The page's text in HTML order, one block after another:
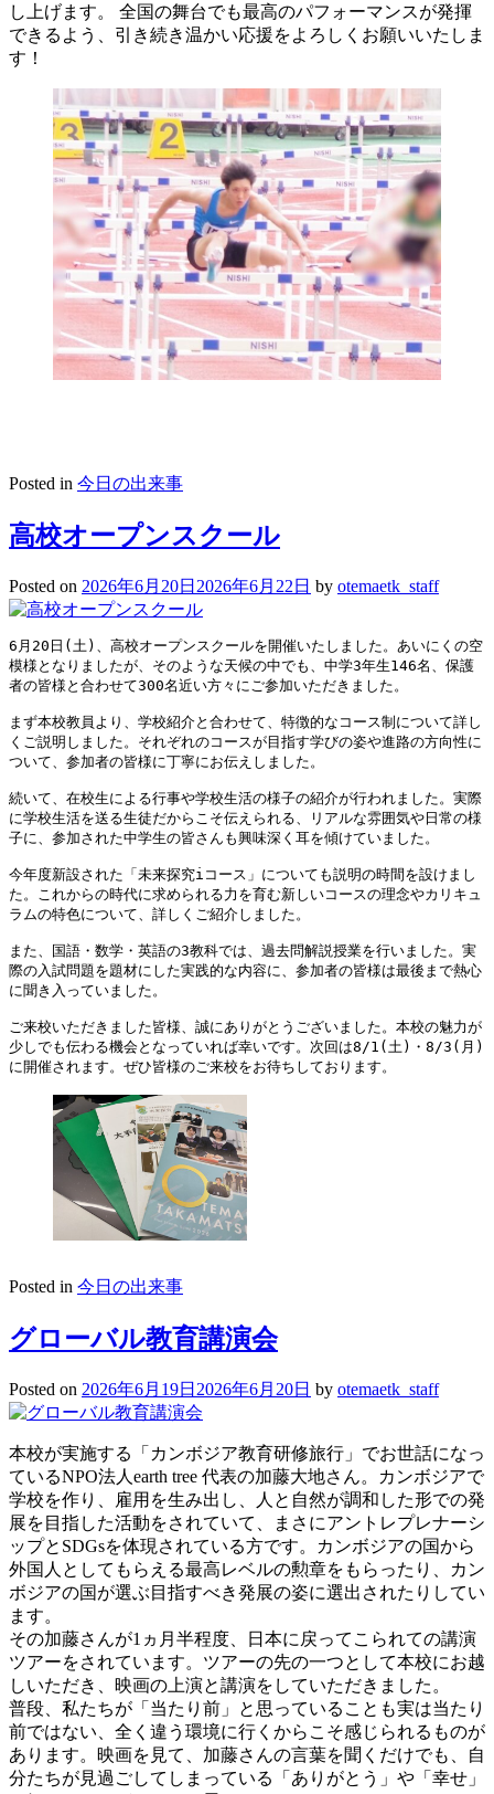
し上げます。 全国の舞台でも最高のパフォーマンスが発揮
できるよう、引き続き温かい応援をよろしくお願いいたしま
す！
Posted in 今日の出来事
高校オープンスクール
Posted on 2026年6月20日 2026年6月22日 by otemaetk_staff
6月20日(土)、高校オープンスクールを開催いたしました。あいにくの空
模様となりましたが、そのような天候の中でも、中学3年生146名、保護
者の皆様と合わせて300名近い方々にご参加いただきました。
まず本校教員より、学校紹介と合わせて、特徴的なコース制について詳し
くご説明しました。それぞれのコースが目指す学びの姿や進路の方向性に
ついて、参加者の皆様に丁寧にお伝えしました。
続いて、在校生による行事や学校生活の様子の紹介が行われました。実際
に学校生活を送る生徒だからこそ伝えられる、リアルな雰囲気や日常の様
子に、参加された中学生の皆さんも興味深く耳を傾けていました。
今年度新設された「未来探究iコース」についても説明の時間を設けまし
た。これからの時代に求められる力を育む新しいコースの理念やカリキュ
ラムの特色について、詳しくご紹介しました。
また、国語・数学・英語の3教科では、過去問解説授業を行いました。実
際の入試問題を題材にした実践的な内容に、参加者の皆様は最後まで熱心
に聞き入っていました。
ご来校いただきました皆様、誠にありがとうございました。本校の魅力が
少しでも伝わる機会となっていれば幸いです。次回は8/1(土)・8/3(月)
に開催されます。ぜひ皆様のご来校をお待ちしております。
Posted in 今日の出来事
グローバル教育講演会
Posted on 2026年6月19日 2026年6月20日 by otemaetk_staff
本校が実施する「カンボジア教育研修旅行」でお世話になっ
ているNPO法人earth tree 代表の加藤大地さん。カンボジアで
学校を作り、雇用を生み出し、人と自然が調和した形での発
展を目指した活動をされていて、まさにアントレプレナーシ
ップとSDGsを体現されている方です。カンボジアの国から
外国人としてもらえる最高レベルの勲章をもらったり、カン
ボジアの国が選ぶ目指すべき発展の姿に選出されたりしてい
ます。
その加藤さんが1ヵ月半程度、日本に戻ってこられての講演
ツアーをされています。ツアーの先の一つとして本校にお越
しいただき、映画の上演と講演をしていただきました。
普段、私たちが「当たり前」と思っていることも実は当たり
前ではない、全く違う環境に行くからこそ感じられるものが
あります。映画を見て、加藤さんの言葉を聞くだけでも、自
分たちが見過ごしてしまっている「ありがとう」や「幸せ」